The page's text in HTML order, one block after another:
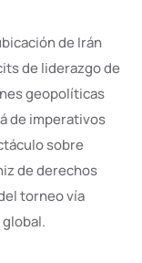
de Irán
de liderazgo de
geopolíticas
de imperativos
sobre
de derechos
torneo vía